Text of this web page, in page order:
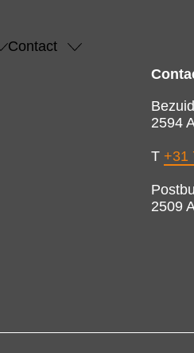
Contact
2594
T +31
2509